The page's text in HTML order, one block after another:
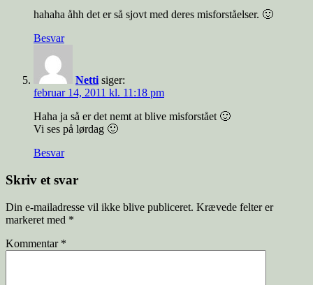
hahaha åhh det er så sjovt med deres misforståelser. 🙂
Besvar
Netti siger:
februar 14, 2011 kl. 11:18 pm
Haha ja så er det nemt at blive misforstået 🙂
Vi ses på lørdag 🙂
Besvar
Skriv et svar
Din e-mailadresse vil ikke blive publiceret. Krævede felter er
markeret med *
Kommentar *